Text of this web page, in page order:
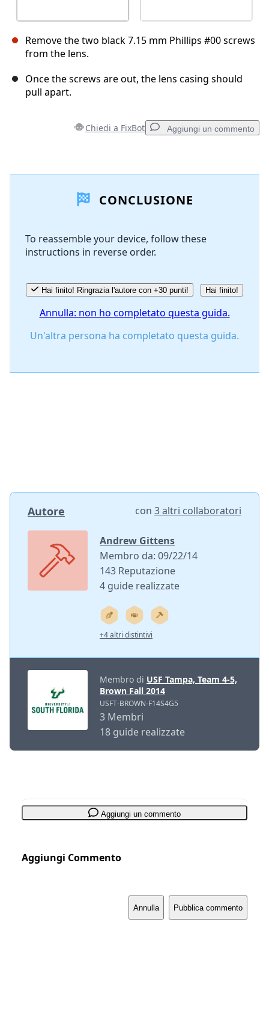
Remove the two black 7.15 mm Phillips #00 screws
from the lens.
Once the screws are out, the lens casing should
pull apart.
Chiedi a FixBot Aggiungi un commento
Aggiungi Commento
Annulla
CONCLUSIONE
To reassemble your device, follow these
instructions in reverse order.
Hai finito! Ringrazia l'autore con +30 punti! Hai finito!
Annulla: non ho completato questa guida.
Un'altra persona ha completato questa guida.
Autore con 3 altri collaboratori
Andrew Gittens
Membro da: 09/22/14
143 Reputazione
4 guide realizzate
+4 altri distintivi
Membro di USF Tampa, Team 4-5,
Brown Fall 2014
USFT-BROWN-F14S4G5
3 Membri
18 guide realizzate
Aggiungi un commento
Aggiungi Commento
Annulla Pubblica commento